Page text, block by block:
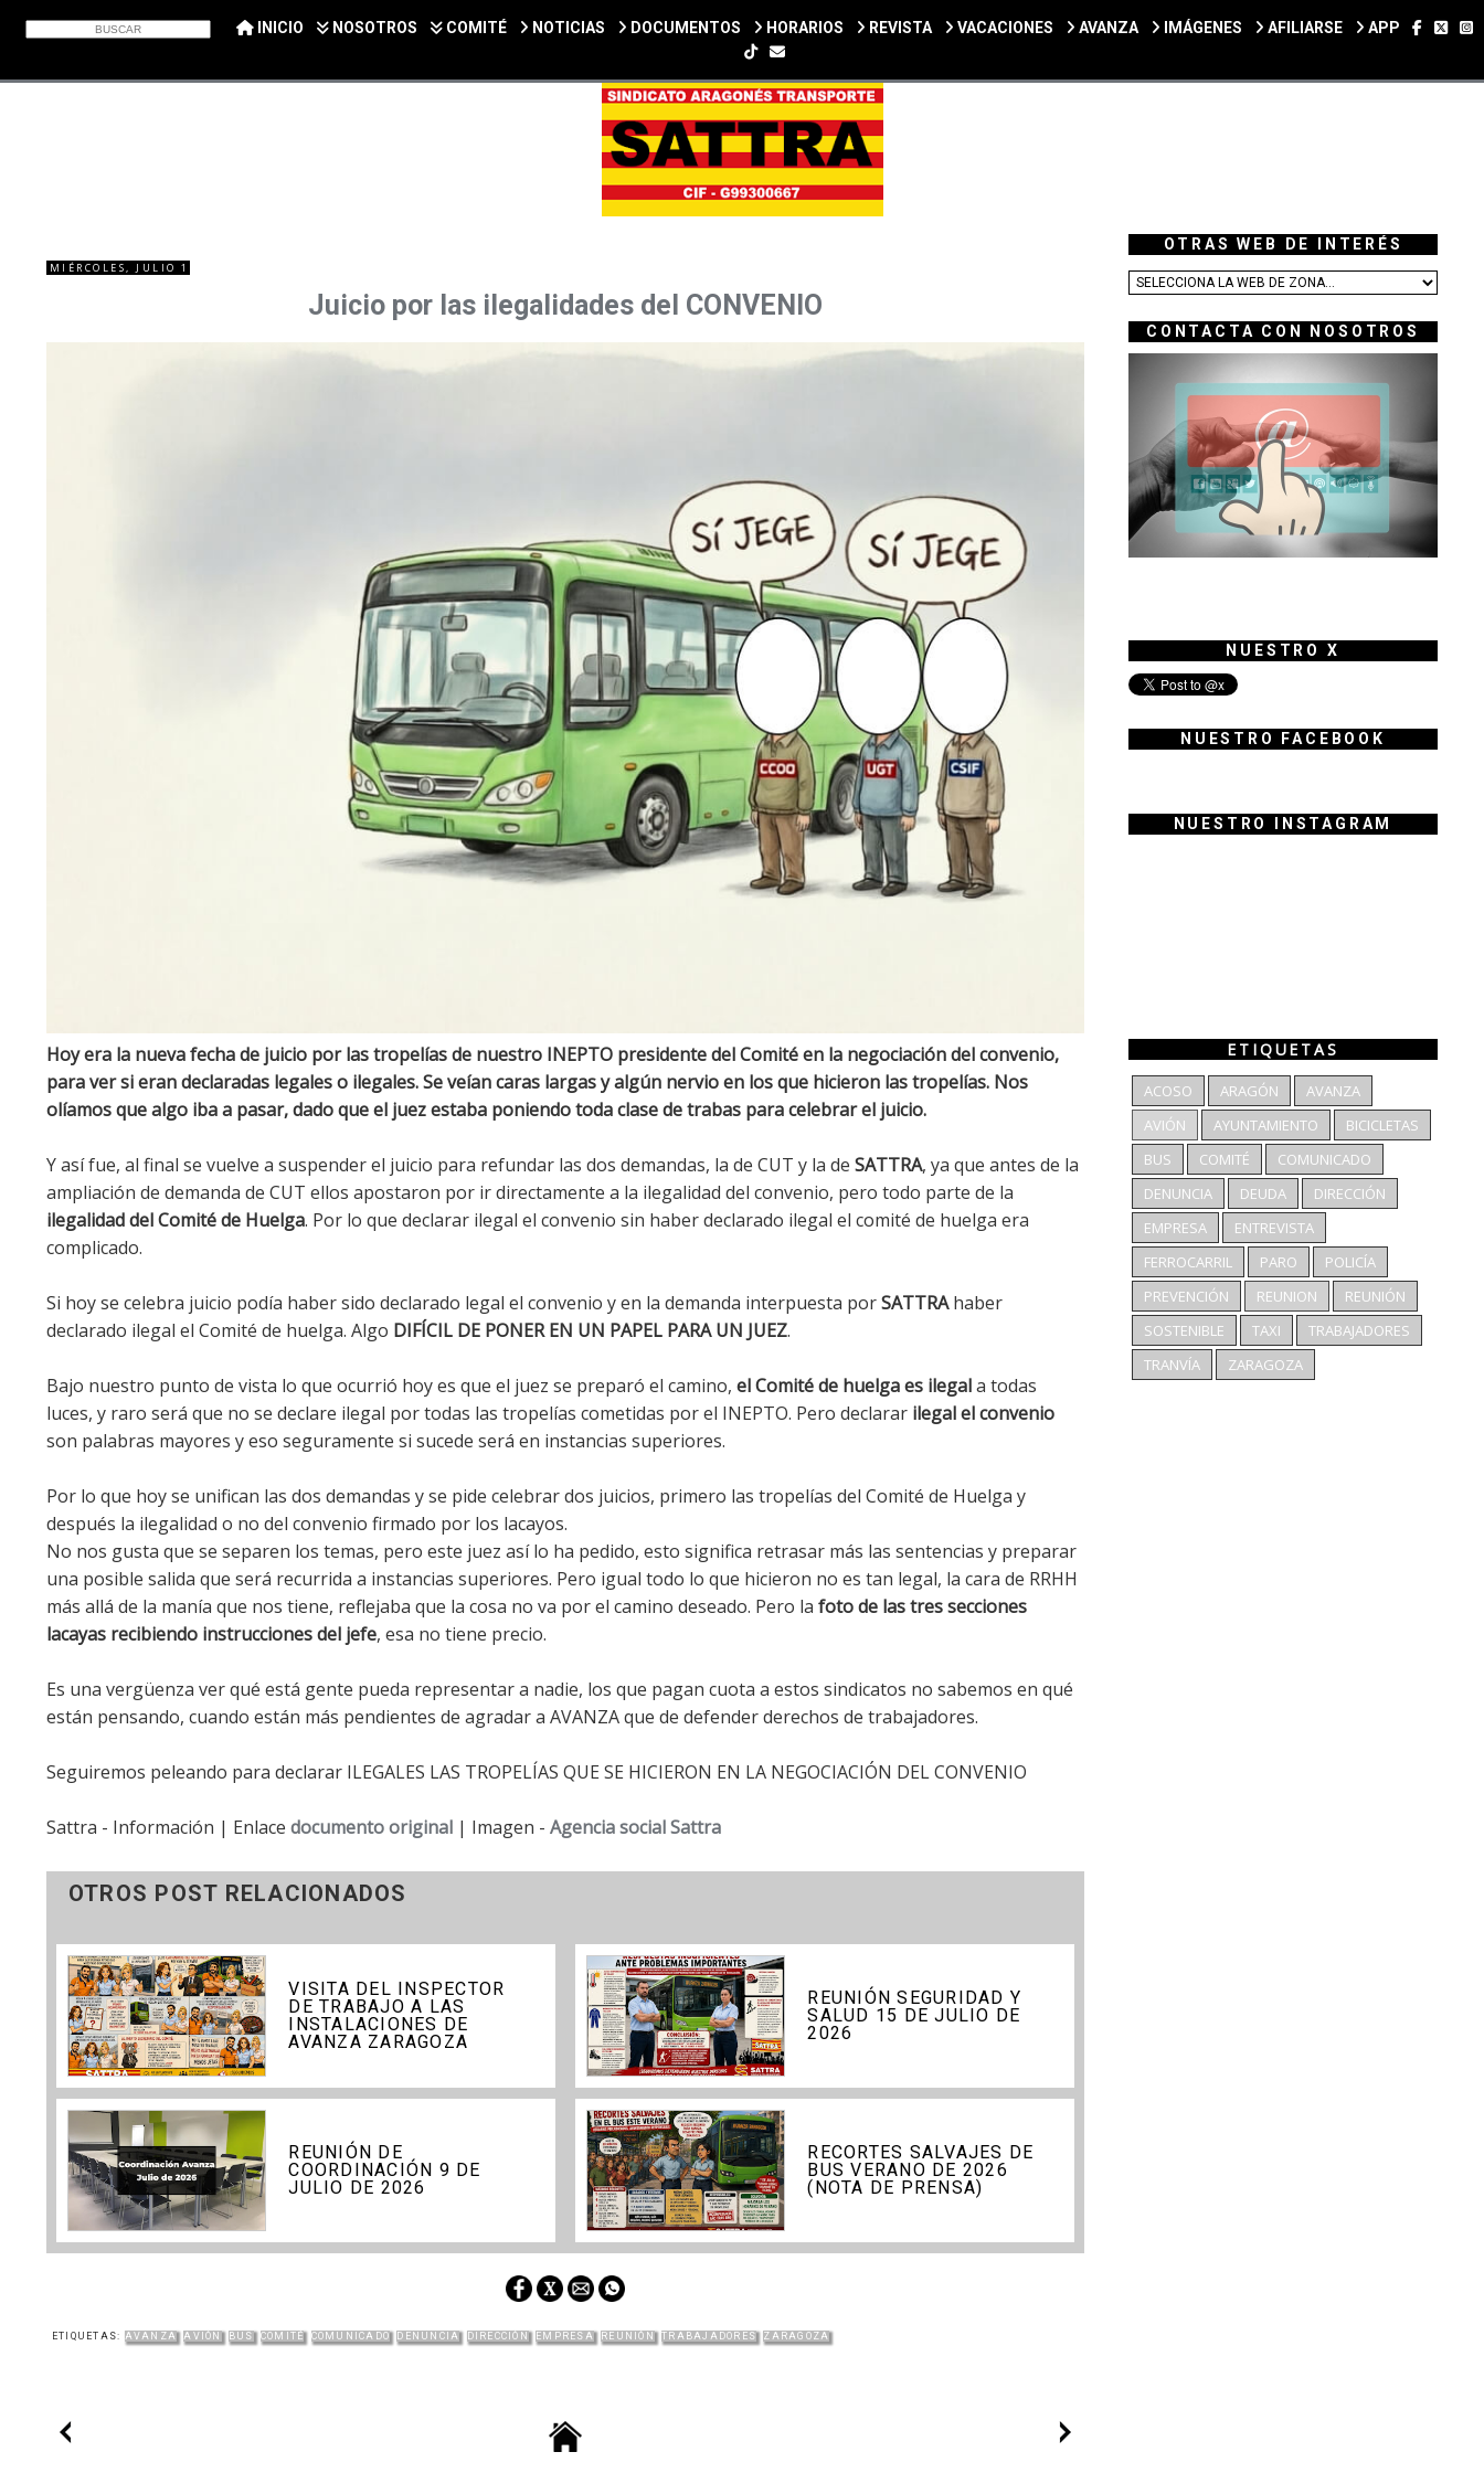
INICIO NOSOTROS COMITÉ NOTICIAS DOCUMENTOS HORARIOS REVISTA VACACIONES AVANZA IMÁGENES AFILIARSE APP
SIGUENOS EN TIKTOK
MIÉRCOLES, JULIO 1
Juicio por las ilegalidades del CONVENIO
Hoy era la nueva fecha de juicio por las tropelías de nuestro INEPTO presidente del Comité en la negociación del convenio,
para ver si eran declaradas legales o ilegales. Se veían caras largas y algún nervio en los que hicieron las tropelías. Nos
olíamos que algo iba a pasar, dado que el juez estaba poniendo toda clase de trabas para celebrar el juicio.
Y así fue, al final se vuelve a suspender el juicio para refundar las dos demandas, la de CUT y la de SATTRA, ya que antes de la
ampliación de demanda de CUT ellos apostaron por ir directamente a la ilegalidad del convenio, pero todo parte de la
ilegalidad del Comité de Huelga. Por lo que declarar ilegal el convenio sin haber declarado ilegal el comité de huelga era
complicado.
Si hoy se celebra juicio podía haber sido declarado legal el convenio y en la demanda interpuesta porSATTRAhaber
declarado ilegal el Comité de huelga. Algo DIFÍCIL DE PONER EN UN PAPEL PARA UN JUEZ.
Bajo nuestro punto de vista lo que ocurrió hoy es que el juez se preparó el camino, el Comité de huelga es ilegala todas
luces, y raro será que no se declare ilegal por todas las tropelías cometidas por el INEPTO. Pero declarar ilegal el convenio
son palabras mayores y eso seguramente si sucede será en instancias superiores.
Por lo que hoy se unifican las dos demandas y se pide celebrar dos juicios, primero las tropelías del Comité de Huelga y
después la ilegalidad o no del convenio firmado por los lacayos.
No nos gusta que se separen los temas, pero este juez así lo ha pedido, esto significa retrasar más las sentencias y preparar
una posible salida que será recurrida a instancias superiores. Pero igual todo lo que hicieron no es tan legal, la cara de RRHH
más allá de la manía que nos tiene, reflejaba que la cosa no va por el camino deseado. Pero la foto de las tres secciones
lacayas recibiendo instrucciones del jefe, esa no tiene precio.
Es una vergüenza ver qué está gente pueda representar a nadie, los que pagan cuota a estos sindicatos no sabemos en qué
están pensando, cuando están más pendientes de agradar a AVANZA que de defender derechos de trabajadores.
Seguiremos peleando para declarar ILEGALES LAS TROPELÍAS QUE SE HICIERON EN LA NEGOCIACIÓN DEL CONVENIO
Sattra - Información | Enlace documento original | Imagen - Agencia social Sattra
OTROS POST RELACIONADOS
VISITA DEL INSPECTOR
DE TRABAJO A LAS
INSTALACIONES DE
AVANZA ZARAGOZA
REUNIÓN SEGURIDAD Y
SALUD 15 DE JULIO DE
2026
REUNIÓN DE
COORDINACIÓN 9 DE
JULIO DE 2026
RECORTES SALVAJES DE
BUS VERANO DE 2026
(NOTA DE PRENSA)
ETIQUETAS: AVANZA AVIÓN BUS COMITÉ COMUNICADO DENUNCIA DIRECCIÓN EMPRESA REUNIÓN TRABAJADORES ZARAGOZA
OTRAS WEB DE INTERÉS
CONTACTA CON NOSOTROS
NUESTRO X
NUESTRO FACEBOOK
NUESTRO INSTAGRAM
ETIQUETAS
ACOSO ARAGÓN
AVANZA
AVIÓN
AYUNTAMIENTO
BICICLETAS
BUS
COMITÉ
COMUNICADO
DENUNCIA
DEUDA
DIRECCIÓN
EMPRESA
ENTREVISTA
FERROCARRIL
PARO
POLICÍA
PREVENCIÓN
REUNION
REUNIÓN
SOSTENIBLE
TAXI
TRABAJADORES
TRANVÍA
ZARAGOZA